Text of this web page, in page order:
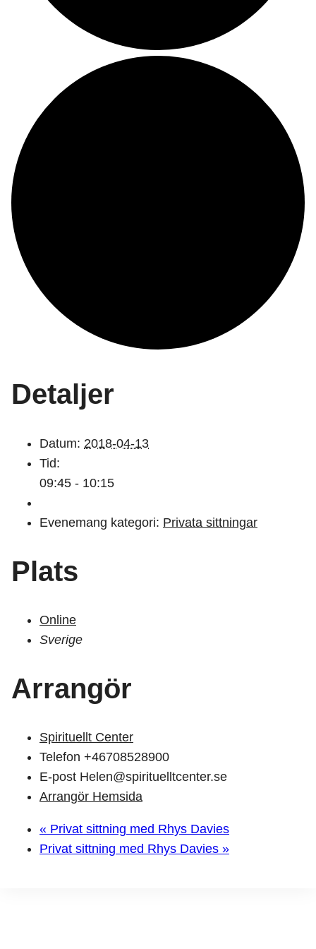
Detaljer
Datum: 2018-04-13
Tid:
09:45 - 10:15
Evenemang kategori: Privata sittningar
Plats
Online
Sverige
Arrangör
Spirituellt Center
Telefon +46708528900
E-post Helen@spirituelltcenter.se
Arrangör Hemsida
« Privat sittning med Rhys Davies
Privat sittning med Rhys Davies »